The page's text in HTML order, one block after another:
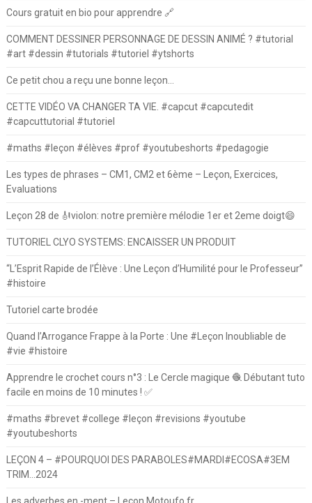
Cours gratuit en bio pour apprendre 🔗
COMMENT DESSINER PERSONNAGE DE DESSIN ANIMÉ ? #tutorial
#art #dessin #tutorials #tutoriel #ytshorts
Ce petit chou a reçu une bonne leçon…
CETTE VIDÉO VA CHANGER TA VIE. #capcut #capcutedit
#capcuttutorial #tutoriel
#maths #leçon #élèves #prof #youtubeshorts #pedagogie
Les types de phrases – CM1, CM2 et 6ème – Leçon, Exercices,
Evaluations
Leçon 28 de 🎻violon: notre première mélodie 1er et 2eme doigt😄
TUTORIEL CLYO SYSTEMS: ENCAISSER UN PRODUIT
“L’Esprit Rapide de l’Élève : Une Leçon d’Humilité pour le Professeur”
#histoire
Tutoriel carte brodée
Quand l’Arrogance Frappe à la Porte : Une #Leçon Inoubliable de
#vie #histoire
Apprendre le crochet cours n°3 : Le Cercle magique 🧶 Débutant tuto
facile en moins de 10 minutes ! ✅
#maths #brevet #college #leçon #revisions #youtube
#youtubeshorts
LEÇON 4 – #POURQUOI DES PARABOLES#MARDI#ECOSA#3EM
TRIM…2024